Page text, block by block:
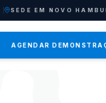
SEDE EM NOVO
AGENDAR